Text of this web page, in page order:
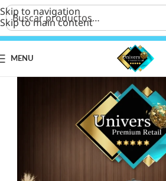
Skip to navigation
Skip to main content
MENU